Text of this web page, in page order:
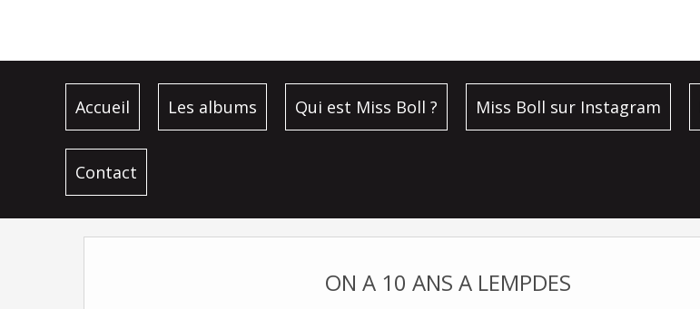
Accueil Les albums Qui est Miss Boll ? Miss Boll sur Instagram
Contact
ON A 10 ANS A LEMPDES